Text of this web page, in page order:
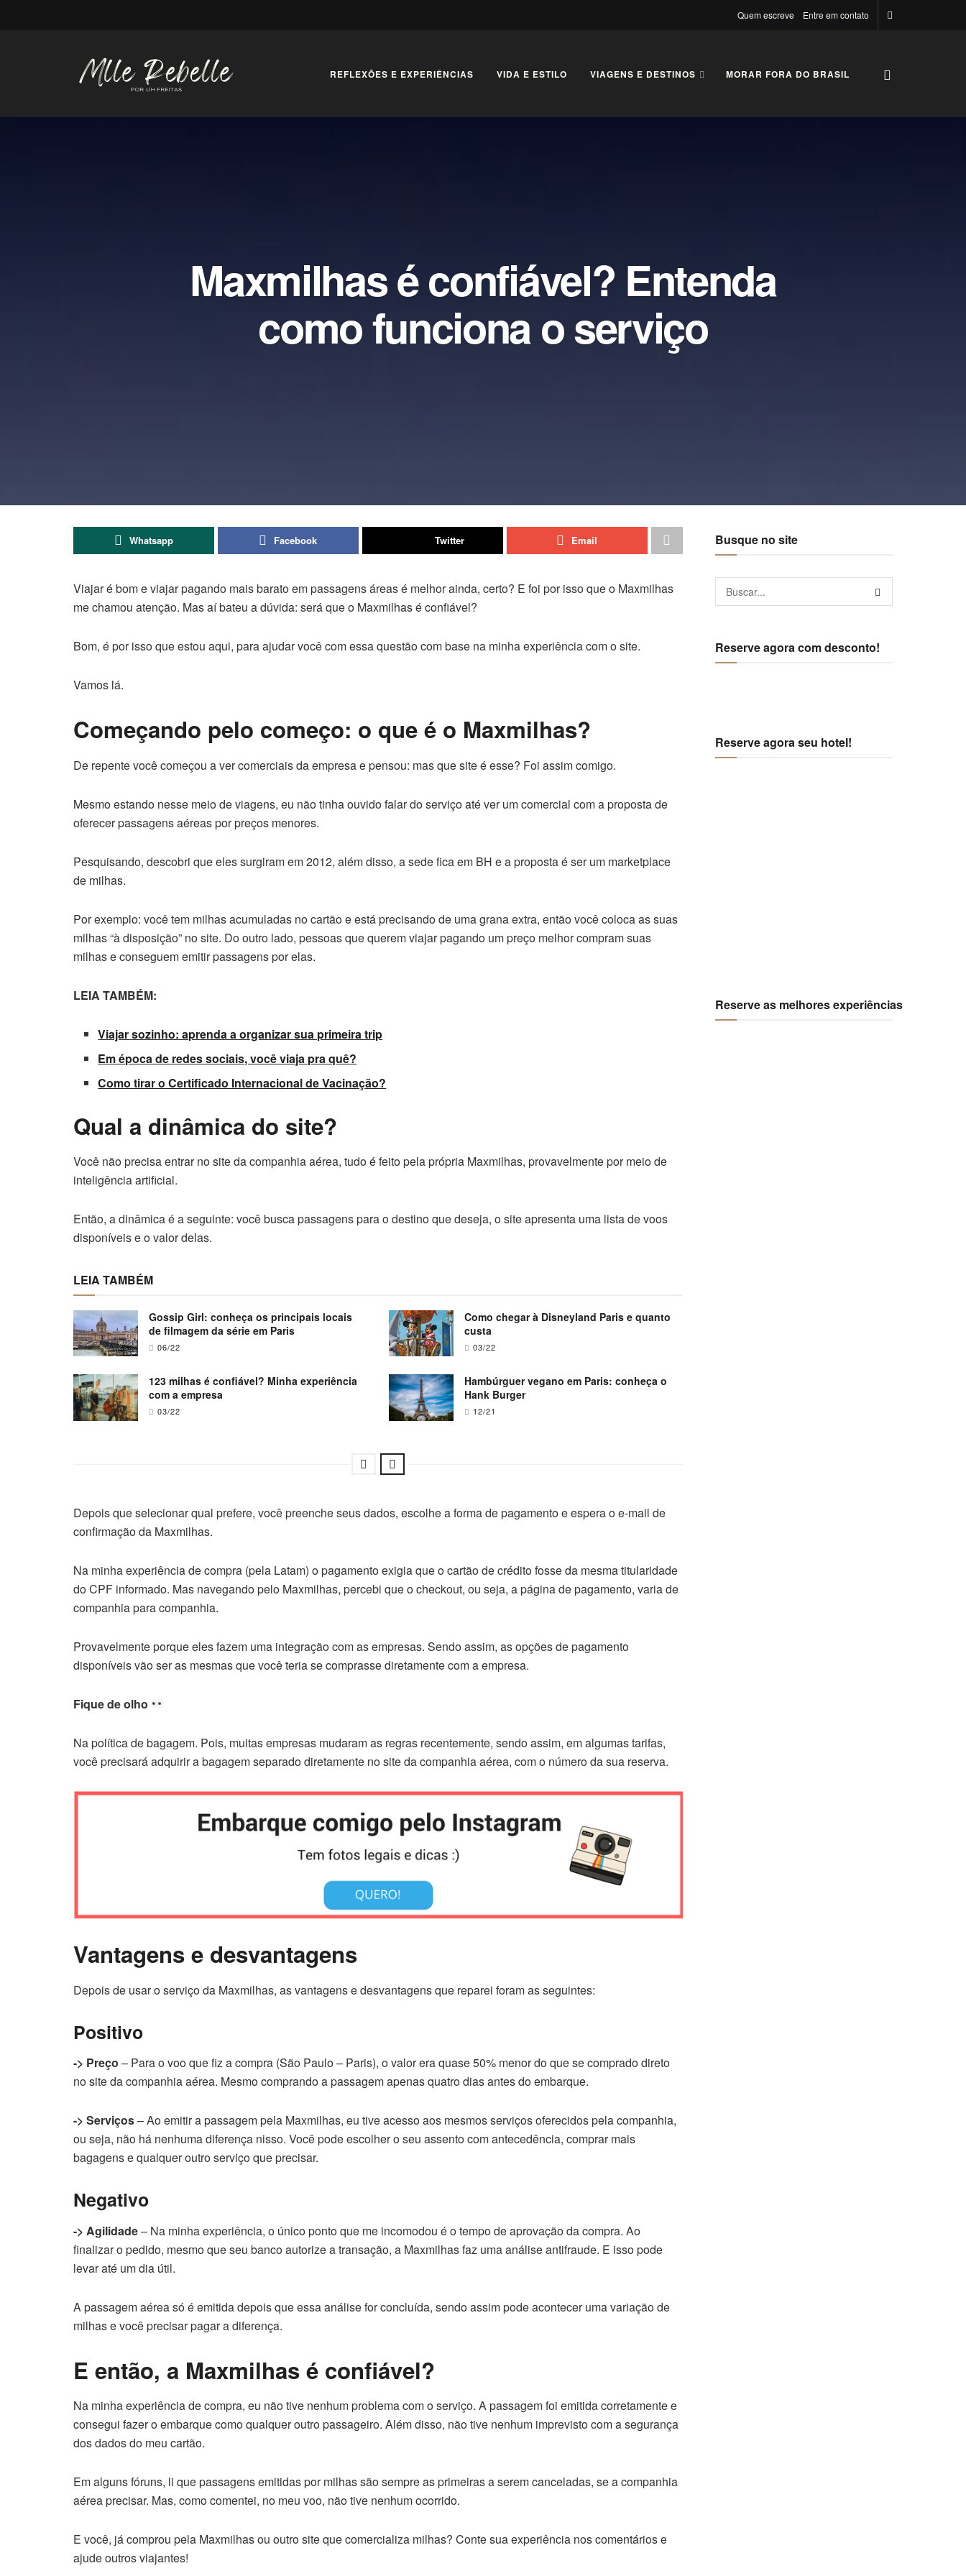
Quem escreve Entre em contato
REFLEXÕES E EXPERIÊNCIAS VIDA E ESTILO VIAGENS E DESTINOS MORAR FORA DO BRASIL
Maxmilhas é confiável? Entenda
como funciona o serviço
Whatsapp Facebook Twitter Email
Viajar é bom e viajar pagando mais barato em passagens áreas é melhor ainda, certo? E foi por isso que o Maxmilhas
me chamou atenção. Mas aí bateu a dúvida: será que o Maxmilhas é confiável?
Bom, é por isso que estou aqui, para ajudar você com essa questão com base na minha experiência com o site.
Vamos lá.
Começando pelo começo: o que é o Maxmilhas?
De repente você começou a ver comerciais da empresa e pensou: mas que site é esse? Foi assim comigo.
Mesmo estando nesse meio de viagens, eu não tinha ouvido falar do serviço até ver um comercial com a proposta de
oferecer passagens aéreas por preços menores.
Pesquisando, descobri que eles surgiram em 2012, além disso, a sede fica em BH e a proposta é ser um marketplace
de milhas.
Por exemplo: você tem milhas acumuladas no cartão e está precisando de uma grana extra, então você coloca as suas
milhas “à disposição” no site. Do outro lado, pessoas que querem viajar pagando um preço melhor compram suas
milhas e conseguem emitir passagens por elas.
LEIA TAMBÉM:
Viajar sozinho: aprenda a organizar sua primeira trip
Em época de redes sociais, você viaja pra quê?
Como tirar o Certificado Internacional de Vacinação?
Qual a dinâmica do site?
Você não precisa entrar no site da companhia aérea, tudo é feito pela própria Maxmilhas, provavelmente por meio de
inteligência artificial.
Então, a dinâmica é a seguinte: você busca passagens para o destino que deseja, o site apresenta uma lista de voos
disponíveis e o valor delas.
LEIA TAMBÉM
Gossip Girl: conheça os principais locais
de filmagem da série em Paris
06/22
Como chegar à Disneyland Paris e quanto
custa
03/22
123 milhas é confiável? Minha experiência
com a empresa
03/22
Hambúrguer vegano em Paris: conheça o
Hank Burger
12/21
Depois que selecionar qual prefere, você preenche seus dados, escolhe a forma de pagamento e espera o e-mail de
confirmação da Maxmilhas.
Na minha experiência de compra (pela Latam) o pagamento exigia que o cartão de crédito fosse da mesma titularidade
do CPF informado. Mas navegando pelo Maxmilhas, percebi que o checkout, ou seja, a página de pagamento, varia de
companhia para companhia.
Provavelmente porque eles fazem uma integração com as empresas. Sendo assim, as opções de pagamento
disponíveis vão ser as mesmas que você teria se comprasse diretamente com a empresa.
Fique de olho
Na política de bagagem. Pois, muitas empresas mudaram as regras recentemente, sendo assim, em algumas tarifas,
você precisará adquirir a bagagem separado diretamente no site da companhia aérea, com o número da sua reserva.
Vantagens e desvantagens
Depois de usar o serviço da Maxmilhas, as vantagens e desvantagens que reparei foram as seguintes:
Positivo
-> Preço – Para o voo que fiz a compra (São Paulo – Paris), o valor era quase 50% menor do que se comprado direto
no site da companhia aérea. Mesmo comprando a passagem apenas quatro dias antes do embarque.
-> Serviços– Ao emitir a passagem pela Maxmilhas, eu tive acesso aos mesmos serviços oferecidos pela companhia,
ou seja, não há nenhuma diferença nisso. Você pode escolher o seu assento com antecedência, comprar mais
bagagens e qualquer outro serviço que precisar.
Negativo
-> Agilidade– Na minha experiência, o único ponto que me incomodou é o tempo de aprovação da compra. Ao
finalizar o pedido, mesmo que seu banco autorize a transação, a Maxmilhas faz uma análise antifraude. E isso pode
levar até um dia útil.
A passagem aérea só é emitida depois que essa análise for concluída, sendo assim pode acontecer uma variação de
milhas e você precisar pagar a diferença.
E então, a Maxmilhas é confiável?
Na minha experiência de compra, eu não tive nenhum problema com o serviço. A passagem foi emitida corretamente e
consegui fazer o embarque como qualquer outro passageiro. Além disso, não tive nenhum imprevisto com a segurança
dos dados do meu cartão.
Em alguns fóruns, li que passagens emitidas por milhas são sempre as primeiras a serem canceladas, se a companhia
aérea precisar. Mas, como comentei, no meu voo, não tive nenhum ocorrido.
E você, já comprou pela Maxmilhas ou outro site que comercializa milhas? Conte sua experiência nos comentários e
ajude outros viajantes!
Busque no site
Reserve agora com desconto!
Reserve agora seu hotel!
Reserve as melhores experiências